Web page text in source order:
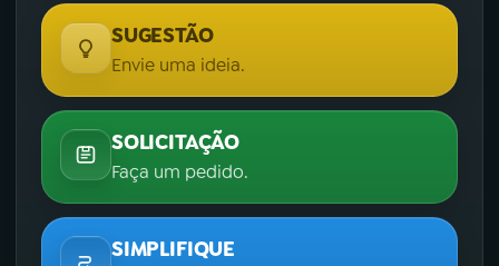
SUGESTÃO
Envie uma ideia.
SOLICITAÇÃO
Faça um pedido.
SIMPLIFIQUE